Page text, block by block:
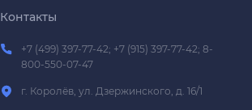
Контакты
+7 (499) 397-77-42; +7 (915) 397-77-42; 8-
800-550-07-47
г. Королёв, ул. Дзержинского, д. 16/1